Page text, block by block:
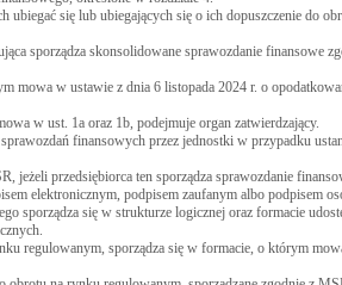
się lub ubiegających się o ich dopuszczenie do
sporządza skonsolidowane sprawozdanie finansowe
mowa w ustawie z dnia 6 listopada 2024 r. o
w ust. 1a oraz 1b, podejmuje organ zatwierdzający.
finansowych przez jednostki w przypadku
jeżeli przedsiębiorca ten sporządza sprawozdanie
elektronicznym, podpisem zaufanym albo podpisem
sporządza się w strukturze logicznej oraz formacie
regulowanym, sporządza się w formacie, o którym